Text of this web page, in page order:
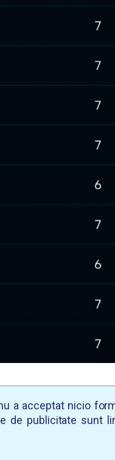
a acceptat nicio
de publicitate sunt